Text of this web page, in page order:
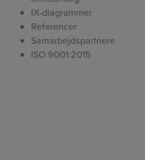
IX-diagrammer
Referencer
Samarbejdspartnere
ISO 9001:2015